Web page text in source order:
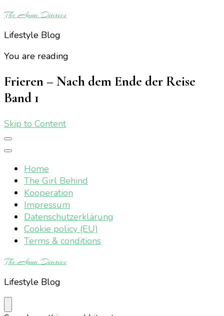
The Anna Diaries
Lifestyle Blog
You are reading
Frieren – Nach dem Ende der Reise
Band 1
Skip to Content
Home
The Girl Behind
Kooperation
Impressum
Datenschutzerklärung
Cookie policy (EU)
Terms & conditions
The Anna Diaries
Lifestyle Blog